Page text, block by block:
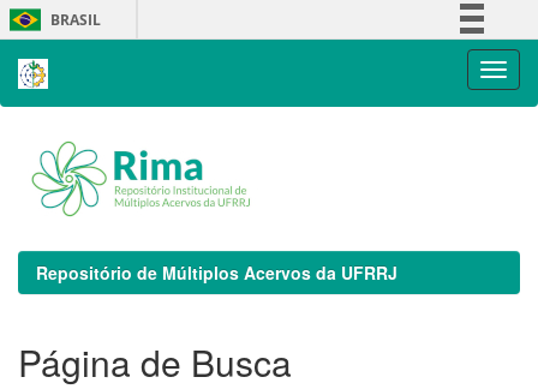
Skip
navigation
BRASIL
Repositório de Múltiplos Acervos da UFRRJ
Página de Busca